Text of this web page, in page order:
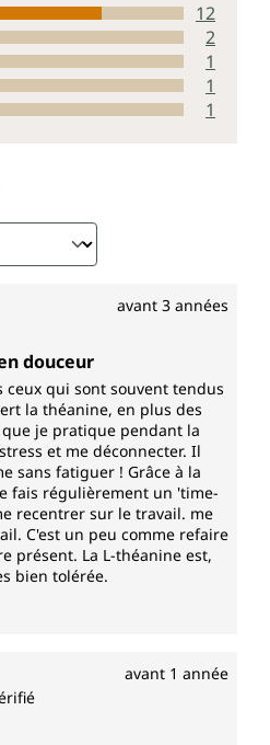
12
2
1
1
1
avant 3 années
5 étoiles
douceur
ceux qui sont souvent tendus
la théanine, en plus des
je pratique pendant la
et me déconnecter. Il
sans fatiguer ! Grâce à la
fais régulièrement un 'time-
recentrer sur le travail. me
C'est un peu comme refaire
présent. La L-théanine est,
bien tolérée.
avant 1 année
5 étoiles